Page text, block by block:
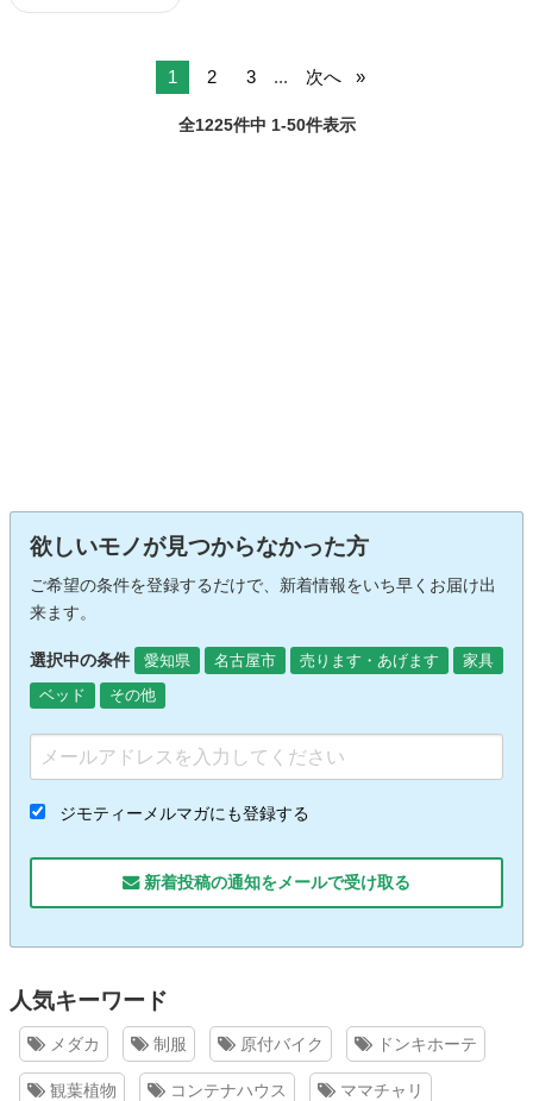
1 2 3 ... 次へ
全1225件中 1-50件表示
欲しいモノが見つからなかった方
ご希望の条件を登録するだけで、新着情報をいち早くお届け出
来ます。
選択中の条件 愛知県 名古屋市 売ります・あげます
家具
ベッド
その他
ジモティーメルマガにも登録する
新着投稿の通知をメールで受け取る
人気キーワード
メダカ 制服 原付バイク ドンキホーテ
観葉植物 コンテナハウス ママチャリ